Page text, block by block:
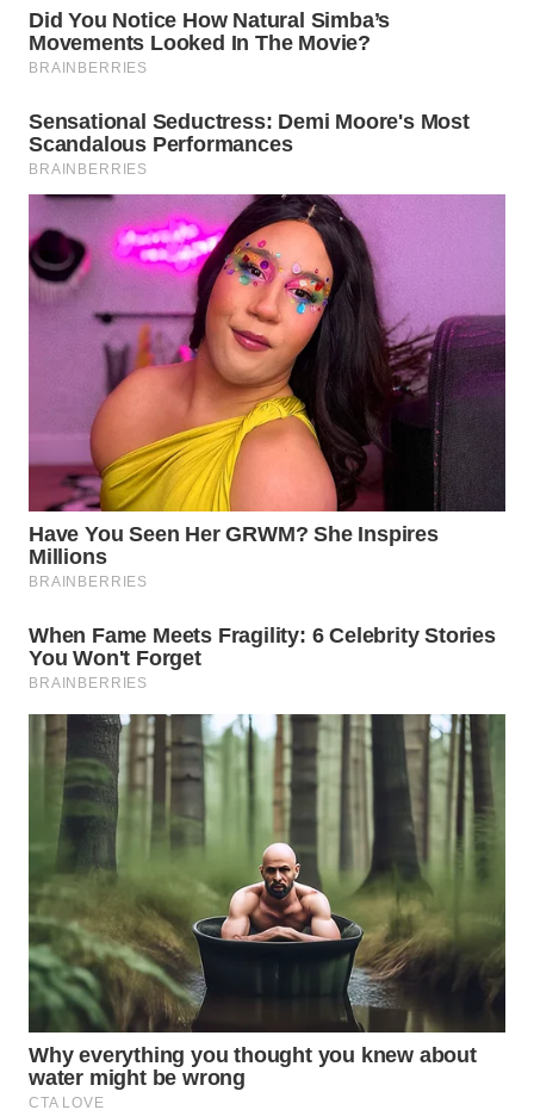
WN
TAPANULI
WN
LESUNG
WN
KARO
SIMALUNGUN
WN
LABUHANBATU
WN
TAPANULI
TENGAH
WN DELI
SERDANG
WN
TEBING
TINGGI
PAKPAK
WN
KARAWANG
WN
BEKASI